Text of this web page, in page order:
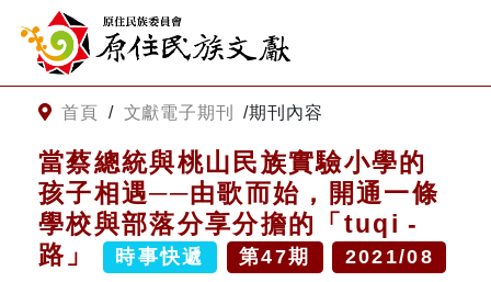
跳到主要內容
網站導覽
客服諮詢
關
鍵
請
輸
首頁 / 文獻電子期刊 /期刊內容
當蔡總統與桃山民族實驗小學的
孩子相遇──由歌而始，開通一條
學校與部落分享分擔的「tuqi -
路」 時事快遞 第47期 2021/08